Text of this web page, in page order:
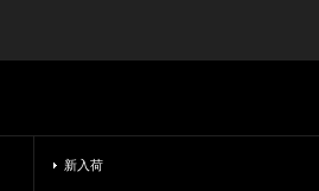
新入荷